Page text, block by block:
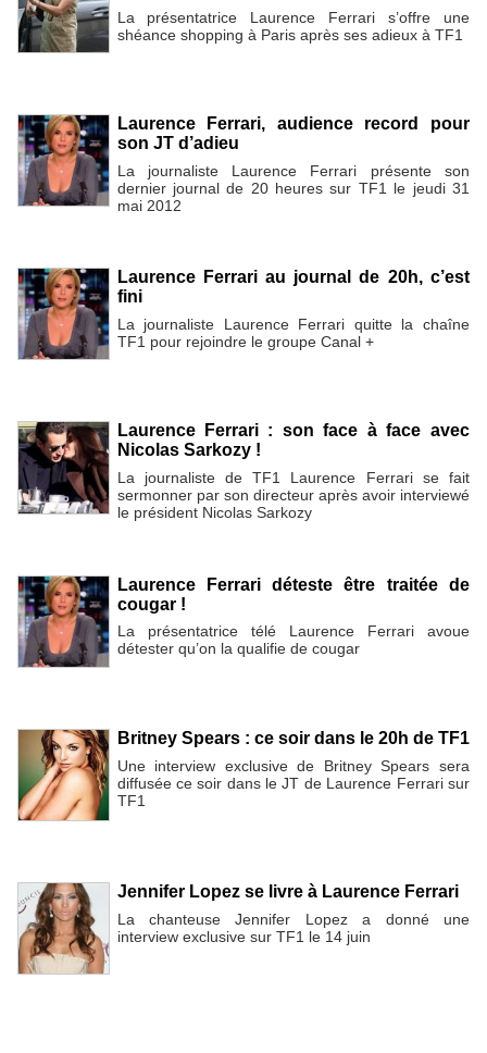
La présentatrice Laurence Ferrari s’offre une
shéance shopping à Paris après ses adieux à TF1
Laurence Ferrari, audience record pour
son JT d’adieu
La journaliste Laurence Ferrari présente son
dernier journal de 20 heures sur TF1 le jeudi 31
mai 2012
Laurence Ferrari au journal de 20h, c’est
fini
La journaliste Laurence Ferrari quitte la chaîne
TF1 pour rejoindre le groupe Canal +
Laurence Ferrari : son face à face avec
Nicolas Sarkozy !
La journaliste de TF1 Laurence Ferrari se fait
sermonner par son directeur après avoir interviewé
le président Nicolas Sarkozy
Laurence Ferrari déteste être traitée de
cougar !
La présentatrice télé Laurence Ferrari avoue
détester qu’on la qualifie de cougar
Britney Spears : ce soir dans le 20h de TF1
Une interview exclusive de Britney Spears sera
diffusée ce soir dans le JT de Laurence Ferrari sur
TF1
Jennifer Lopez se livre à Laurence Ferrari
La chanteuse Jennifer Lopez a donné une
interview exclusive sur TF1 le 14 juin